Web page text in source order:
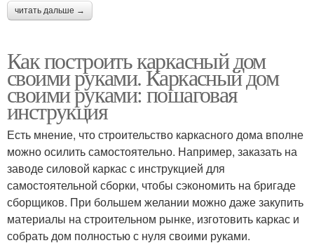
читать дальше →
Как построить каркасный дом
своими руками. Каркасный дом
своими руками: пошаговая
инструкция
Есть мнение, что строительство каркасного дома вполне
можно осилить самостоятельно. Например, заказать на
заводе силовой каркас с инструкцией для
самостоятельной сборки, чтобы сэкономить на бригаде
сборщиков. При большем желании можно даже закупить
материалы на строительном рынке, изготовить каркас и
собрать дом полностью с нуля своими руками.